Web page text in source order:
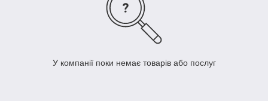
У компанії поки немає товарів або послуг